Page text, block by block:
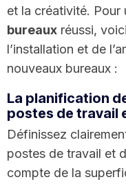
et la créativité. Pour
bureaux réussi,
l’installation et de
nouveaux bureaux :
La planification
postes de travail
Définissez
postes de travail et
compte de la